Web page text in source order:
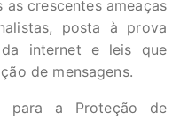
crescentes ameaças
posta à prova
internet e leis que
de mensagens.
para a Proteção de